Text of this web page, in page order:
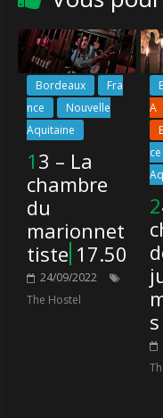
Bordeaux
Fra
nce
Nouvelle
Aquitaine
13 – La
chambre
du
marionnet
tiste 17.50
24/09/2022
The Hostel
A
ce
2408 – La
s